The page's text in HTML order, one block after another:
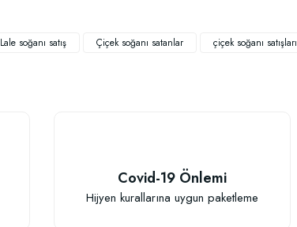
Lale soğanı satış Çiçek soğanı satanlar çiçek soğanı satışları
Covid-19 Önlemi
Hijyen kurallarına uygun paketleme